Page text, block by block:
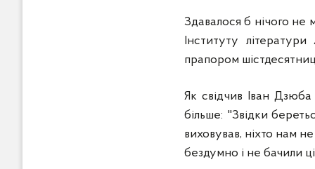
Здавалося б нічого не
Інституту
прапором
Як свідчив Іван
більше: "Звідки
виховував, ніхто нам
бездумно і не бачили